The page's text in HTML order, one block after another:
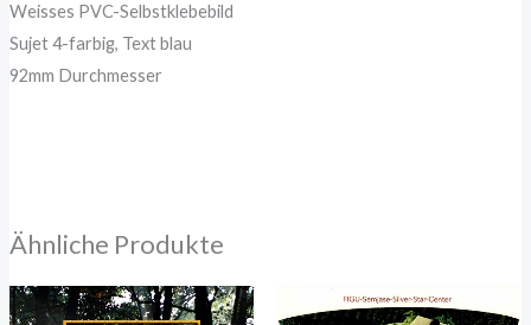
Weisses PVC-Selbstklebebild
Sujet 4-farbig, Text blau
92mm Durchmesser
Ähnliche Produkte